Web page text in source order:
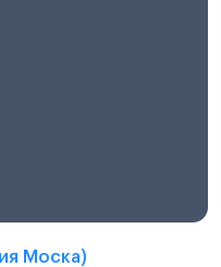
Моска)